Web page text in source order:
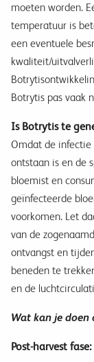
moeten worden.
temperatuur is
een eventuele
kwaliteit/
Botrytis pas vaak
Is Botrytis te
Omdat de infectie
ontstaan is en de
bloemist en
geïnfecteerde
voorkomen. Let
van de
ontvangst en
beneden te
en de
Wat kan je
Post-harvest fase: